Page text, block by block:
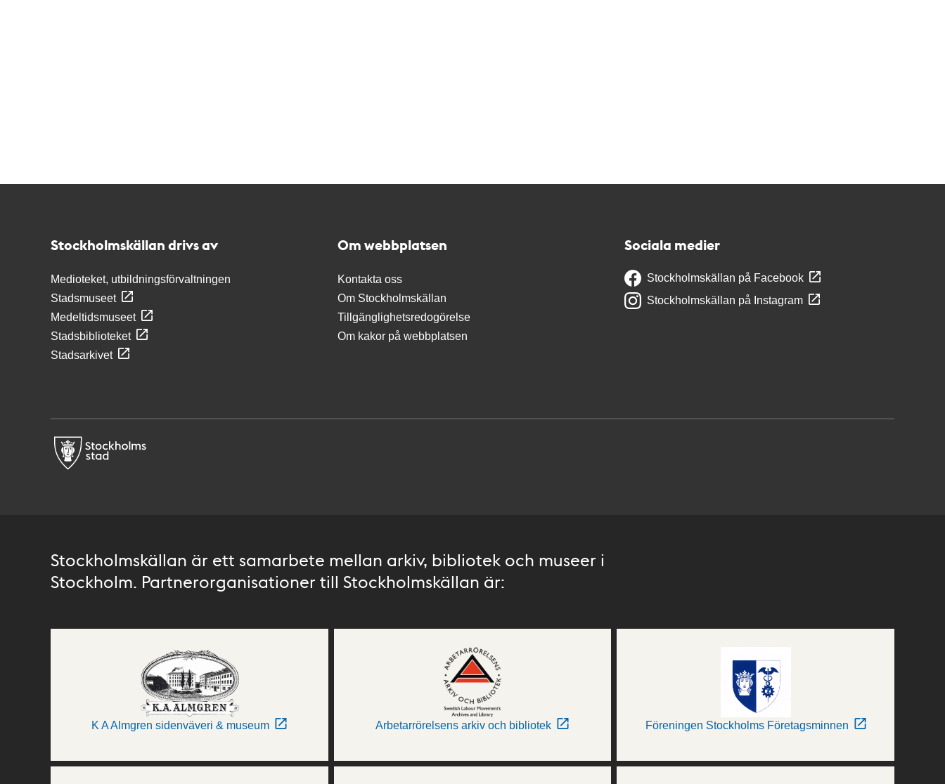
Stockholmskällan drivs av
Medioteket, utbildningsförvaltningen
Stadsmuseet
Medeltidsmuseet
Stadsbiblioteket
Stadsarkivet
Om webbplatsen
Kontakta oss
Om Stockholmskällan
Tillgänglighetsredogörelse
Om kakor på webbplatsen
Sociala medier
Stockholmskällan på Facebook
Stockholmskällan på Instagram
Stockholmskällan är ett samarbete mellan arkiv, bibliotek och museer i
Stockholm. Partnerorganisationer till Stockholmskällan är:
K A Almgren sidenväveri & museum Arbetarrörelsens arkiv och bibliotek Föreningen Stockholms Företagsminnen